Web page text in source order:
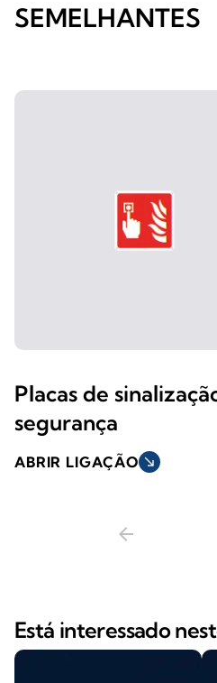
SEMELHANTES
Placas de
segurança
ABRIR LIGAÇÃO south_east
arrow_back
Está interessado